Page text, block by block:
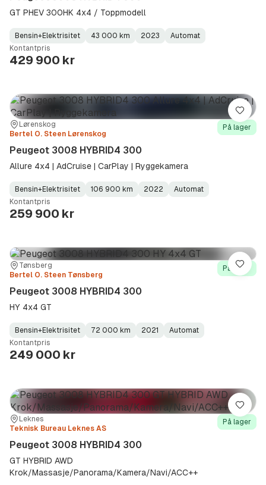
GT PHEV 300HK 4x4 / Toppmodell
Fuel
Type:
Bensin+Elektrisitet
Kilometerstand: 43 000 km
Model
Year:
2023
Gearbox
Type:
Automat
Kontantpris
429 900 kr
Sted:Lørenskog
Forhandler:
Bertel O. Steen Lørenskog
På lager
Peugeot 3008 HYBRID4 300
Allure 4x4 | AdCruise | CarPlay | Ryggekamera
Fuel
Type:
Bensin+Elektrisitet
Kilometerstand: 106 900 km
Model
Year:
2022
Gearbox
Type:
Automat
Kontantpris
259 900 kr
Lagre
Sted:Tønsberg
Forhandler:
Bertel O. Steen Tønsberg
På lager
Peugeot 3008 HYBRID4 300
HY 4x4 GT
Fuel
Type:
Bensin+Elektrisitet
Kilometerstand: 72 000 km
Model
Year:
2021
Gearbox
Type:
Automat
Kontantpris
249 000 kr
Lagre
Sted:Leknes
Forhandler:
Teknisk Bureau Leknes AS
På lager
Peugeot 3008 HYBRID4 300
GT HYBRID AWD
Krok/Massasje/Panorama/Kamera/Navi/ACC++
Lagre